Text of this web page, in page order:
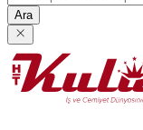
Ara